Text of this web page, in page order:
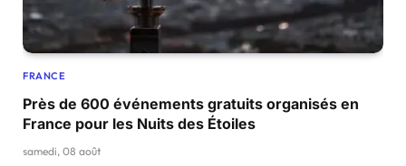
FRANCE
Près de 600 événements gratuits organisés en
France pour les Nuits des Étoiles
samedi, 08 août